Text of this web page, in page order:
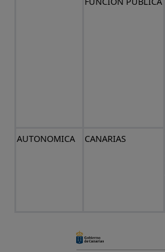
AUTONOMICA CANARIAS